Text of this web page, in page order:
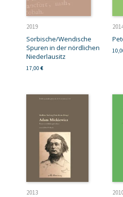
2019
Sorbische/Wendische
Spuren in der nördlichen
Niederlausitz
17,00 €
2013